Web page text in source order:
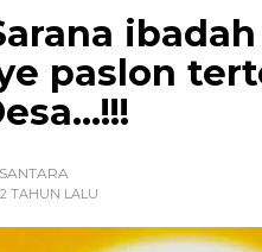
paslon
2 TAHUN LALU